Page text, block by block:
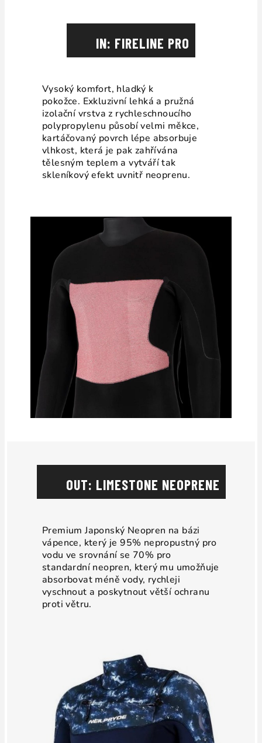
IN: FIRELINE PRO
Vysoký komfort, hladký k
pokožce. Exkluzivní lehká a pružná
izolační vrstva z rychleschnoucího
polypropylenu působí velmi měkce,
kartáčovaný povrch lépe absorbuje
vlhkost, která je pak zahřívána
tělesným teplem a vytváří tak
skleníkový efekt uvnitř neoprenu.
OUT: LIMESTONE NEOPRENE
Premium Japonský Neopren na bázi
vápence, který je 95% nepropustný pro
vodu ve srovnání se 70% pro
standardní neopren, který mu umožňuje
absorbovat méně vody, rychleji
vyschnout a poskytnout větší ochranu
proti větru.